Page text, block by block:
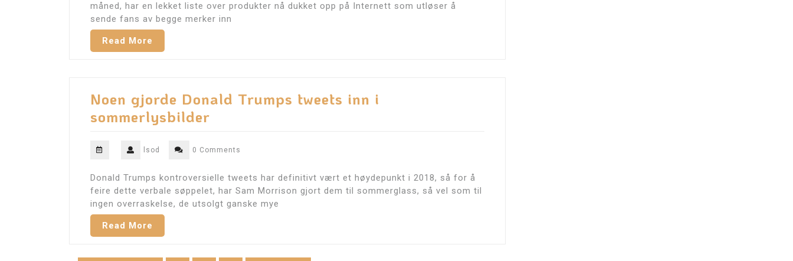
måned, har en lekket liste over produkter nå dukket opp på Internett som utløser å
sende fans av begge merker inn
Read More
Noen gjorde Donald Trumps tweets inn i
sommerlysbilder
lsod 0 Comments
Donald Trumps kontroversielle tweets har definitivt vært et høydepunkt i 2018, så for å
feire dette verbale søppelet, har Sam Morrison gjort dem til sommerglass, så vel som til
ingen overraskelse, de utsolgt ganske mye
Read More